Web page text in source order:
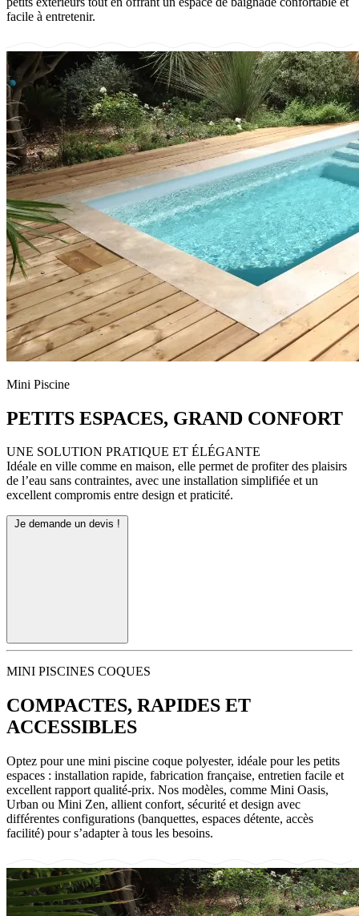
facile à entretenir.
Mini Piscine
PETITS ESPACES, GRAND CONFORT
UNE SOLUTION PRATIQUE ET ÉLÉGANTE
Idéale en ville comme en maison, elle permet de profiter des plaisirs
de l’eau sans contraintes, avec une installation simplifiée et un
excellent compromis entre design et praticité.
Je demande un devis !
MINI PISCINES COQUES
COMPACTES, RAPIDES ET
ACCESSIBLES
Optez pour une mini piscine coque polyester, idéale pour les petits
espaces : installation rapide, fabrication française, entretien facile et
excellent rapport qualité-prix. Nos modèles, comme Mini Oasis,
Urban ou Mini Zen, allient confort, sécurité et design avec
différentes configurations (banquettes, espaces détente, accès
facilité) pour s’adapter à tous les besoins.